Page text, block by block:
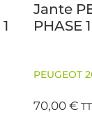
Jante
PHASE
PEUGEOT
70,00€